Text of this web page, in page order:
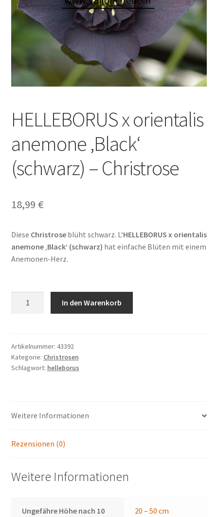
HELLEBORUS x orientalis
anemone ‚Black‘
(schwarz) – Christrose
18,99 €
Diese Christroseblüht schwarz. L‘HELLEBORUS x orientalis
anemone ‚Black‘ (schwarz) hat einfache Blüten mit einem
Anemonen-Herz.
'Black'
(schwarz)
-
In den Warenkorb
Artikelnummer: 43392
Kategorie: Christrosen
Schlagwort: helleborus
Weitere Informationen
Rezensionen (0)
Weitere Informationen
Ungefähre Höhe nach 10
20 – 50 cm